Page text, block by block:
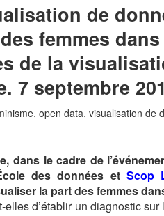
de
femmes
de la
7 septembre
, open data, visualisation de
dans le cadre de
des données etScop
la part des femmes
d’établir un diagnostic